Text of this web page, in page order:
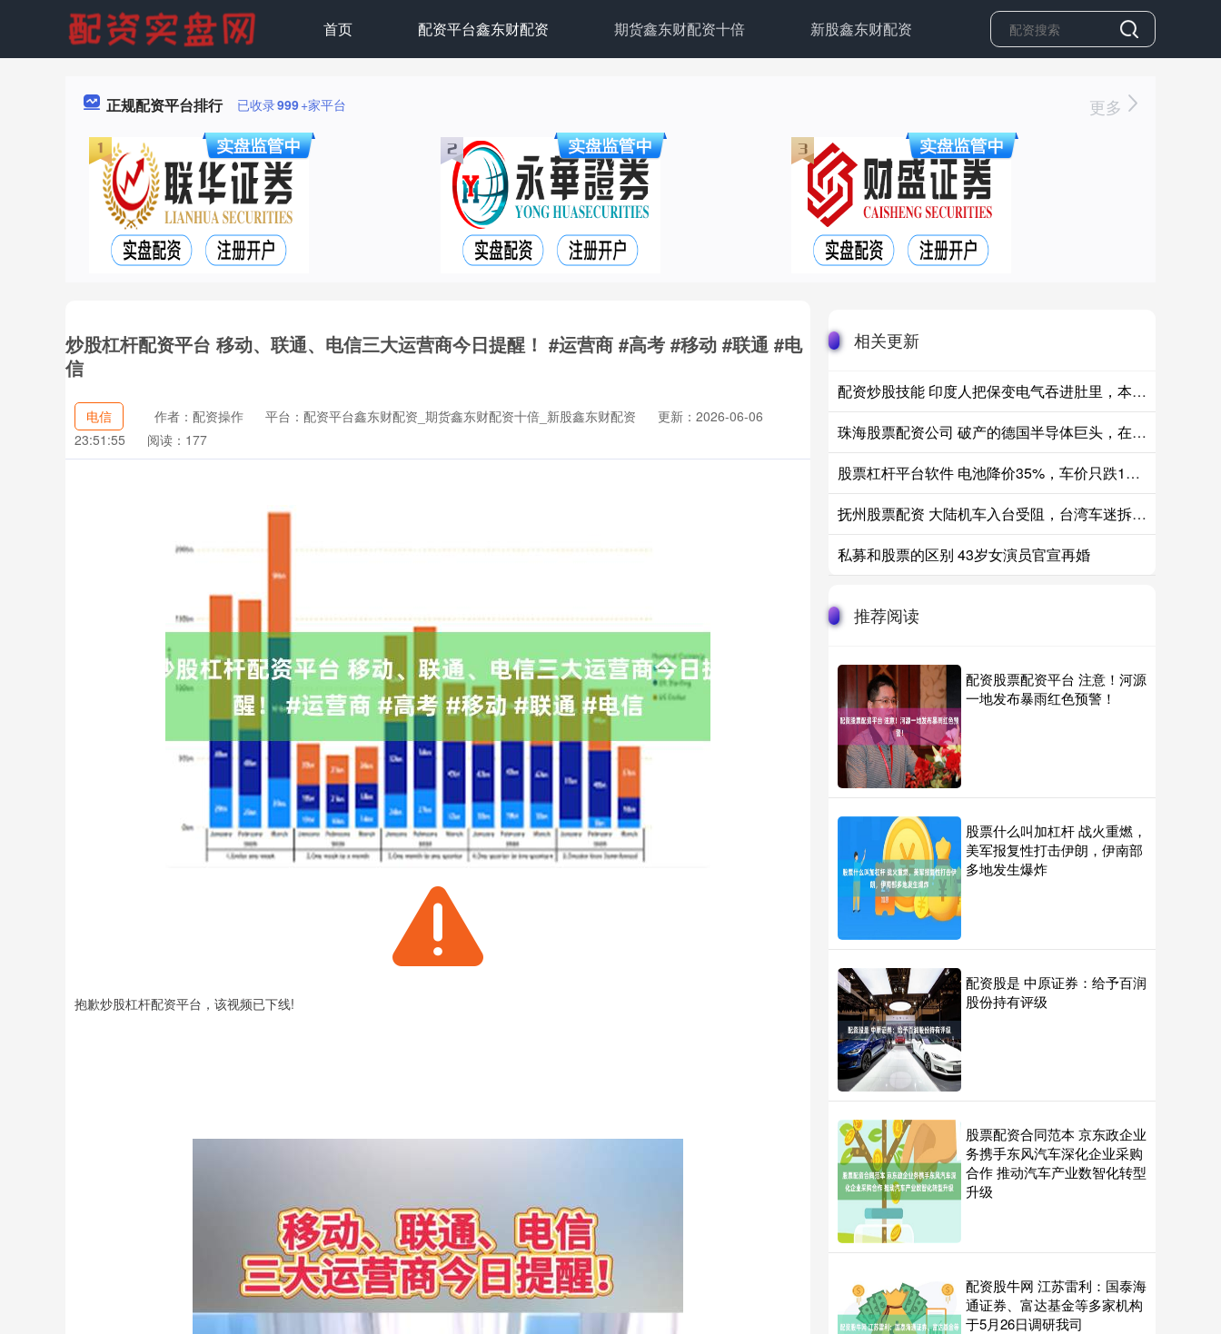
首页 配资平台鑫东财配资 期货鑫东财配资十倍 新股鑫东财配资
正规配资平台排行 已收录999+家平台 更多
炒股杠杆配资平台 移动、联通、电信三大运营商今日提醒！ #运营商 #高考 #移动 #联通 #电
信
电信 作者：配资操作 平台：配资平台鑫东财配资_期货鑫东财配资十倍_新股鑫东财配资
更新：2026-06-06
23:51:55
阅读：177
抱歉炒股杠杆配资平台，该视频已下线!
相关更新
配资炒股技能 印度人把保变电气吞进肚里，本想拿它治发电的老毛病。热浪一蒸，电倒是发
珠海股票配资公司 破产的德国半导体巨头，在西安和合肥“重生”
股票杠杆平台软件 电池降价35%，车价只跌18%——省下的钱去哪了？
抚州股票配资 大陆机车入台受阻，台湾车迷拆零件运车，本土企业却困在舒适区出不来 张
私募和股票的区别 43岁女演员官宣再婚
推荐阅读
配资股票配资平台 注意！河源
一地发布暴雨红色预警！
股票什么叫加杠杆 战火重燃，
美军报复性打击伊朗，伊南部
多地发生爆炸
配资股是 中原证券：给予百润
股份持有评级
股票配资合同范本 京东政企业
务携手东风汽车深化企业采购
合作 推动汽车产业数智化转型
升级
配资股牛网 江苏雷利：国泰海
通证券、富达基金等多家机构
于5月26日调研我司